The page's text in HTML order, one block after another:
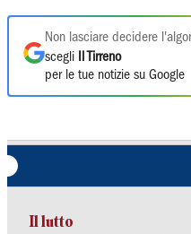
Non lasciare decidere
scegli
Il Tirreno
per le tue notizie su Google
Il lutto